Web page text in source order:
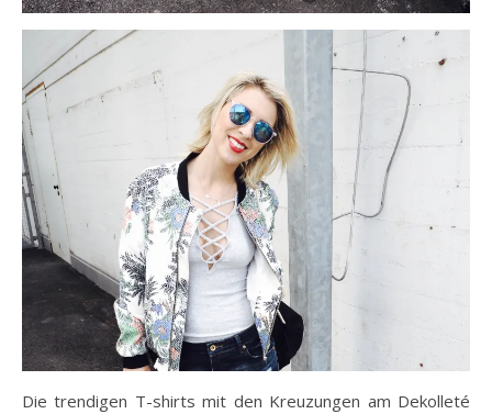
Die trendigen T-shirts mit den Kreuzungen am Dekolleté